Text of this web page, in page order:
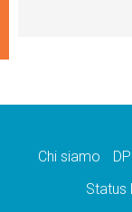
Chi siamo
Status